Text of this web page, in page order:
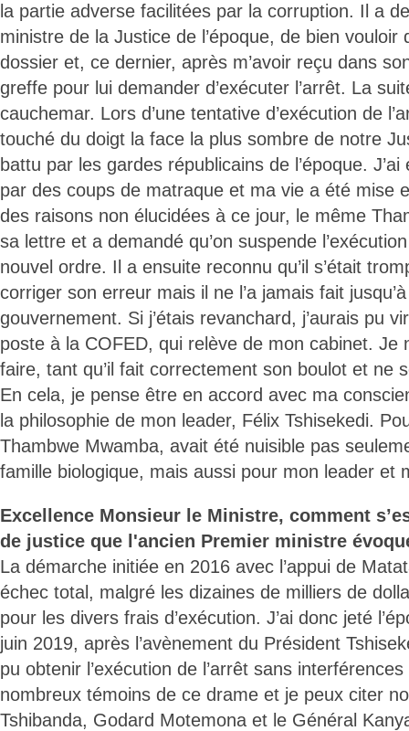
la partie adverse facilitées par la corruption. Il a
ministre de la Justice de l’époque, de bien vouloir
dossier et, ce dernier, après m’avoir reçu dans
greffe pour lui demander d’exécuter l’arrêt. La
cauchemar. Lors d’une tentative d’exécution de
touché du doigt la face la plus sombre de notre
battu par les gardes républicains de l’époque.
par des coups de matraque et ma vie a été mise
des raisons non élucidées à ce jour, le même
sa lettre et a demandé qu’on suspende l’exécution
nouvel ordre. Il a ensuite reconnu qu’il s’était
corriger son erreur mais il ne l’a jamais fait
gouvernement. Si j’étais revanchard, j’aurais pu
poste à la COFED, qui relève de mon cabinet. Je
faire, tant qu’il fait correctement son boulot et ne
En cela, je pense être en accord avec ma
la philosophie de mon leader, Félix Tshisekedi.
Thambwe Mwamba, avait été nuisible pas
famille biologique, mais aussi pour mon leader et
Excellence Monsieur le Ministre, comment
de justice que l'ancien Premier ministre
La démarche initiée en 2016 avec l’appui de
échec total, malgré les dizaines de milliers de
pour les divers frais d’exécution. J’ai donc jeté
juin 2019, après l’avènement du Président
pu obtenir l’exécution de l’arrêt sans
nombreux témoins de ce drame et je peux citer
Tshibanda, Godard Motemona et le Général